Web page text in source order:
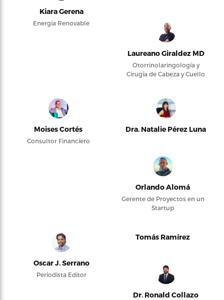
Kiara Gerena
Energía Renovable
Laureano Giraldez MD
Otorrinolaringología y
Cirugía de Cabeza y Cuello
Moises Cortés
Consultor Financiero
Dra. Natalie Pérez Luna
Orlando Alomá
Gerente de Proyectos en un
Startup
Oscar J. Serrano
Periodista Editor
Tomás Ramírez
Dr. Ronald Collazo